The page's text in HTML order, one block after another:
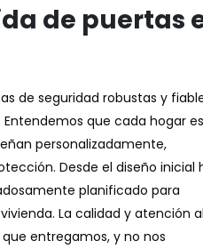
de puertas
de seguridad robustas y
que cada hogar es
personalizadamente,
Desde el diseño inicial
planificado para
La calidad y atención al
entregamos, y no nos